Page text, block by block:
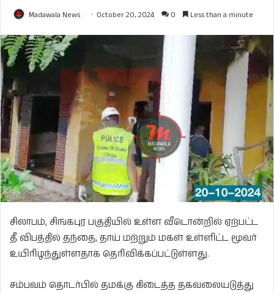
Madawala News October 20, 2024 0 Less than a minute
சிலாபம், சிங்கபுர பகுதியில் உள்ள வீடொன்றில் ஏற்பட்ட
தீ விபத்தில் தந்தை, தாய் மற்றும் மகள் உள்ளிட்ட மூவர்
உயிரிழந்துள்ளதாக தெரிவிக்கப்பட்டுள்ளது.
சம்பவம் தொடர்பில் தமக்கு கிடைத்த தகவலையடுத்து